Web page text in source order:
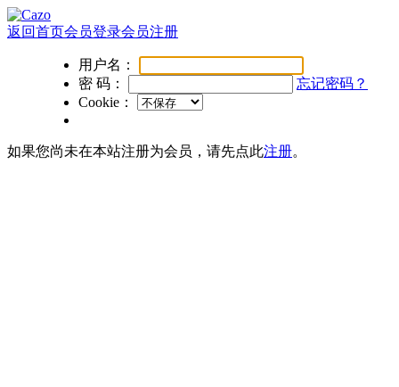
返回首页会员登录会员注册
用户名：
密 码：
忘记密码？
Cookie：
如果您尚未在本站注册为会员，请先点此注册。